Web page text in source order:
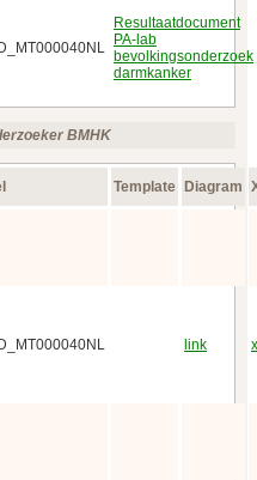
Resultaatdocument
PA-lab
bevolkingsonderzoek
darmkanker
BMHK
Template Diagram
link